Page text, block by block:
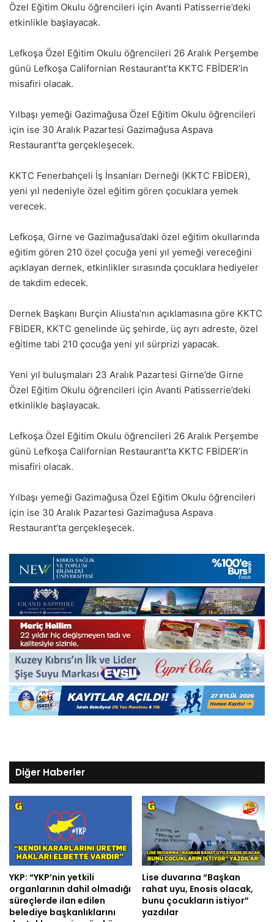
Özel Eğitim Okulu öğrencileri için Avanti Patisserrie’deki
etkinlikle başlayacak.
Lefkoşa Özel Eğitim Okulu öğrencileri 26 Aralık Perşembe
günü Lefkoşa Californian Restaurant’ta KKTC FBİDER’in
misafiri olacak.
Yılbaşı yemeği Gazimağusa Özel Eğitim Okulu öğrencileri
için ise 30 Aralık Pazartesi Gazimağusa Aspava
Restaurant’ta gerçekleşecek.
KKTC Fenerbahçeli İş İnsanları Derneği (KKTC FBİDER),
yeni yıl nedeniyle özel eğitim gören çocuklara yemek
verecek.
Lefkoşa, Girne ve Gazimağusa’daki özel eğitim okullarında
eğitim gören 210 özel çocuğa yeni yıl yemeği vereceğini
açıklayan dernek, etkinlikler sırasında çocuklara hediyeler
de takdim edecek.
Dernek Başkanı Burçin Aliusta’nın açıklamasına göre KKTC
FBİDER, KKTC genelinde üç şehirde, üç ayrı adreste, özel
eğitime tabi 210 çocuğa yeni yıl sürprizi yapacak.
Yeni yıl buluşmaları 23 Aralık Pazartesi Girne’de Girne
Özel Eğitim Okulu öğrencileri için Avanti Patisserrie’deki
etkinlikle başlayacak.
Lefkoşa Özel Eğitim Okulu öğrencileri 26 Aralık Perşembe
günü Lefkoşa Californian Restaurant’ta KKTC FBİDER’in
misafiri olacak.
Yılbaşı yemeği Gazimağusa Özel Eğitim Okulu öğrencileri
için ise 30 Aralık Pazartesi Gazimağusa Aspava
Restaurant’ta gerçekleşecek.
Diğer Haberler
YKP: “YKP’nin yetkili
organlarının dahil olmadığı
süreçlerde ilan edilen
belediye başkanlıklarını
Lise duvarına “Başkan
rahat uyu, Enosis olacak,
bunu çocukların istiyor”
yazdılar